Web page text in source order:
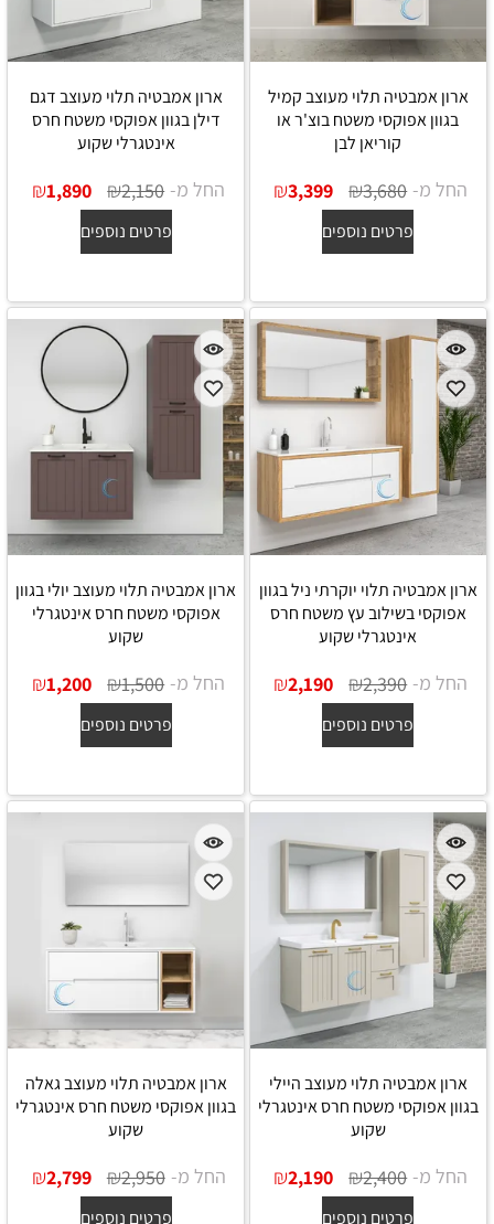
ארון אמבטיה תלוי מעוצב קמיל
בגוון אפוקסי משטח בוצ'ר או
קוריאן לבן
החל מ- ₪3,680
₪3,399
פרטים נוספים
ארון אמבטיה תלוי מעוצב דגם
דילן בגוון אפוקסי משטח חרס
אינטגרלי שקוע
החל מ- ₪2,150
₪1,890
פרטים נוספים
ארון אמבטיה תלוי יוקרתי ניל בגוון
אפוקסי בשילוב עץ משטח חרס
אינטגרלי שקוע
החל מ- ₪2,390
₪2,190
פרטים נוספים
ארון אמבטיה תלוי מעוצב יולי בגוון
אפוקסי משטח חרס אינטגרלי
שקוע
החל מ- ₪1,500
₪1,200
פרטים נוספים
ארון אמבטיה תלוי מעוצב היילי
בגוון אפוקסי משטח חרס אינטגרלי
שקוע
החל מ- ₪2,400
₪2,190
פרטים נוספים
ארון אמבטיה תלוי מעוצב גאלה
בגוון אפוקסי משטח חרס אינטגרלי
שקוע
החל מ- ₪2,950
₪2,799
פרטים נוספים